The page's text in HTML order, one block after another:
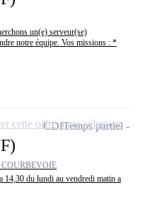
un(e) serveur(se)
notre équipe. Vos missions : *
COURBEVOIE
14,30 du lundi au vendredi matin a
CDITemps partiel
cette offre à ma sélection